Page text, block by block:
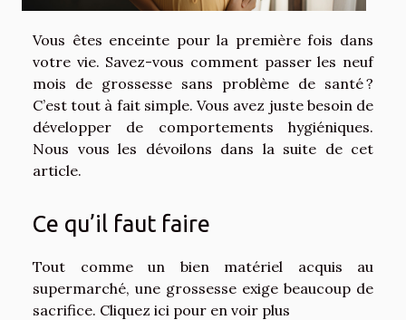
Vous êtes enceinte pour la première fois dans
votre vie. Savez-vous comment passer les neuf
mois de grossesse sans problème de santé ?
C’est tout à fait simple. Vous avez juste besoin de
développer de comportements hygiéniques.
Nous vous les dévoilons dans la suite de cet
article.
Ce qu’il faut faire
Tout comme un bien matériel acquis au
supermarché, une grossesse exige beaucoup de
sacrifice. Cliquez ici pour en voir plus